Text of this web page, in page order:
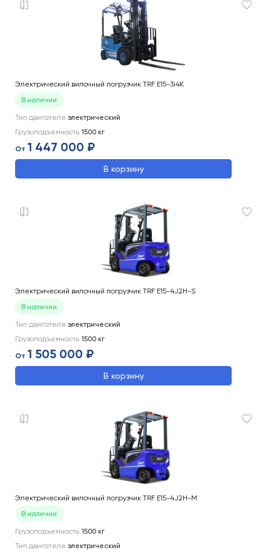
Электрический вилочный погрузчик TRF E15-3i4K
В наличии
Тип двигателя электрический
Грузоподъемность 1500 кг
От 1 447 000 ₽
В корзину
Электрический вилочный погрузчик TRF E15-4J2H-S
В наличии
Тип двигателя электрический
Грузоподъемность 1500 кг
От 1 505 000 ₽
В корзину
Электрический вилочный погрузчик TRF E15-4J2H-M
В наличии
Грузоподъемность 1500 кг
Тип двигателя электрический